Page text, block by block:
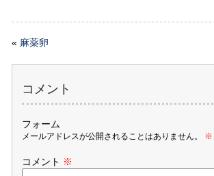
« 麻薬卵
コメント
フォーム
メールアドレスが公開されることはありません。 ※
コメント ※